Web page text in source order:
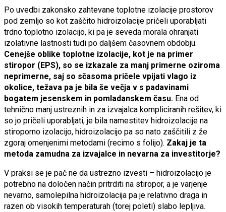
Po uvedbi zakonsko zahtevane toplotne izolacije prostorov
pod zemljo so kot zaščito hidroizolacije pričeli uporabljati
trdno toplotno izolacijo, ki pa je seveda morala ohranjati
izolativne lastnosti tudi po daljšem časovnem obdobju.
Cenejše oblike toplotne izolacije, kot je na primer
stiropor (EPS), so se izkazale za manj primerne oziroma
neprimerne, saj so sčasoma pričele vpijati vlago iz
okolice, težava pa je bila še večja v s padavinami
bogatem jesenskem in pomladanskem času. Ena od
tehnično manj ustreznih in za izvajalca kompliciranih rešitev, ki
so jo pričeli uporabljati, je bila namestitev hidroizolacije na
stiroporno izolacijo, hidroizolacijo pa so nato zaščitili z že
zgoraj omenjenimi metodami (recimo s folijo). Zakaj je ta
metoda zamudna za izvajalce in nevarna za investitorje?
V praksi se je pač ne da ustrezno izvesti – hidroizolacijo je
potrebno na določen način pritrditi na stiropor, a je varjenje
nevarno, samolepilna hidroizolacija pa je relativno draga in
razen ob visokih temperaturah (torej poleti) slabo lepljiva.